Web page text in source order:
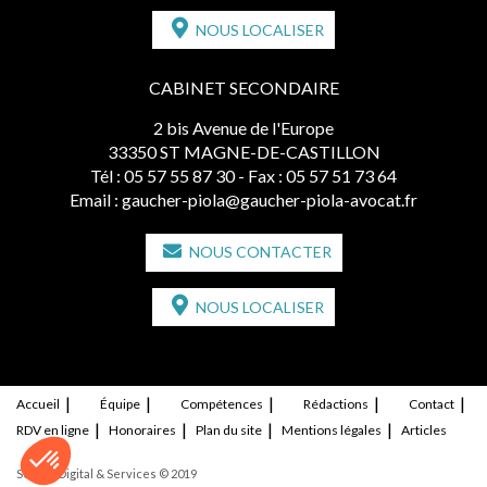
NOUS LOCALISER
CABINET SECONDAIRE
2 bis Avenue de l'Europe
33350 ST MAGNE-DE-CASTILLON
Tél : 05 57 55 87 30 - Fax : 05 57 51 73 64
Email : gaucher-piola@gaucher-piola-avocat.fr
NOUS CONTACTER
NOUS LOCALISER
Accueil Équipe Compétences Rédactions
Contact
RDV en ligne
Honoraires Plan du site Mentions légales Articles
Septeo Digital & Services © 2019